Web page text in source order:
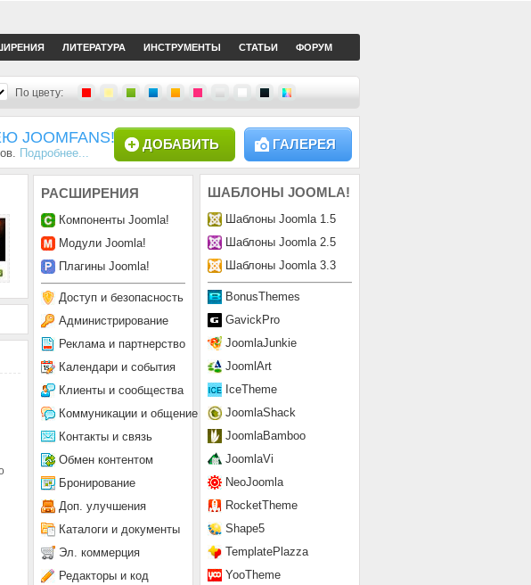
ЛИТЕРАТУРА ИНСТРУМЕНТЫ СТАТЬИ ФОРУМ
По цвету:
JOOMFANS!
Подробнее...
ГАЛЕРЕЯ
ДОБАВИТЬ
ШАБЛОНЫ JOOMLA!
Шаблоны Joomla 1.5
Шаблоны Joomla 2.5
Шаблоны Joomla 3.3
BonusThemes
GavickPro
JoomlaJunkie
JoomlArt
IceTheme
JoomlaShack
JoomlaBamboo
JoomlaVi
NeoJoomla
RocketTheme
Shape5
TemplatePlazza
YooTheme
РАСШИРЕНИЯ
Компоненты Joomla!
Модули Joomla!
Плагины Joomla!
Доступ и безопасность
Администрирование
Реклама и партнерство
Календари и события
Клиенты и сообщества
Коммуникации и общение
Контакты и связь
Обмен контентом
Бронирование
Доп. улучшения
Каталоги и документы
Эл. коммерция
Редакторы и код